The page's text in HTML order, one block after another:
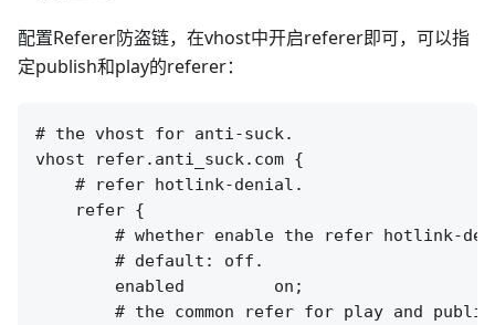
配置Referer防盗链，在vhost中开启referer即可，可以指
定publish和play的referer：
# the vhost for anti-suck.
vhost refer.anti_suck.com {
    # refer hotlink-denial.
    refer {
# whether enable the refer hotlink-
        # default: off.
        enabled         on;
# the common refer for play and